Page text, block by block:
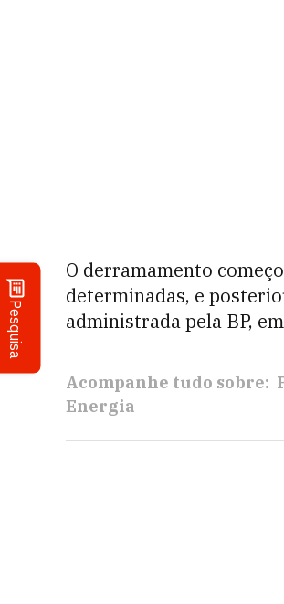
Pesquisa
O derramamento
determinadas, e
administrada pela BP,
Acompanhe tudo sobre:
Energia